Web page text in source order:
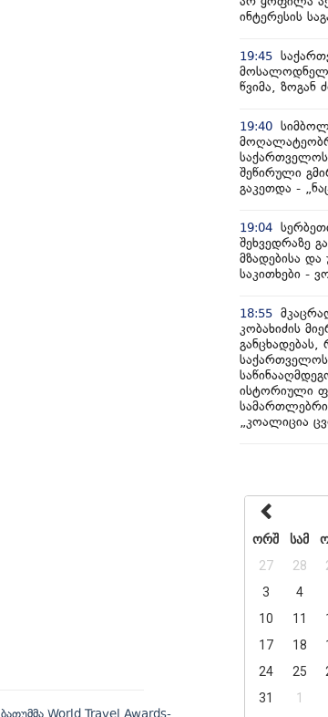
ბათუმმა World Travel Awards-
ინტერესის
19:45
წვიმა, ზოგან
19:40
შეწირული
გაკეთდა -
19:04
შეხვედრაზე
მზადებისა და
საკითხები -
18:55
კობახიძის
ისტორიული
„კოალიცია
ორშ
სამ
27
28
3
4
10
11
17
18
24
25
31
1